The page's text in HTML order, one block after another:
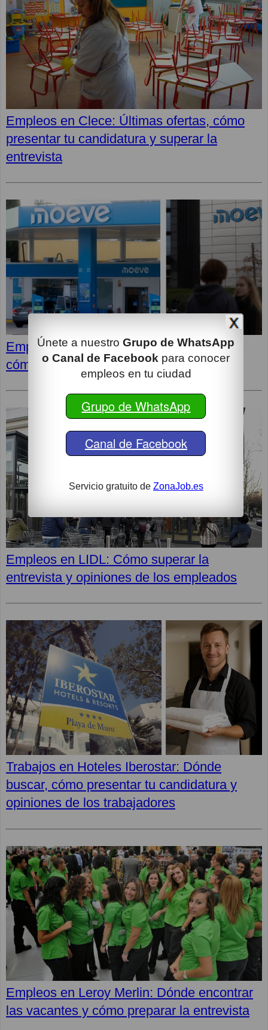
Únete a nuestro Grupo de WhatsApp
o Canal de Facebook para conocer
empleos en tu ciudad
Grupo de WhatsApp
Canal de Facebook
Servicio gratuito de ZonaJob.es
Empleos en Clece: Últimas ofertas, cómo
presentar tu candidatura y superar la
entrevista
Empleos en MOEVE: Últimas vacantes,
cómo postular y superar la entrevista
Empleos en LIDL: Cómo superar la
entrevista y opiniones de los empleados
Trabajos en Hoteles Iberostar: Dónde
buscar, cómo presentar tu candidatura y
opiniones de los trabajadores
Empleos en Leroy Merlin: Dónde encontrar
las vacantes y cómo preparar la entrevista